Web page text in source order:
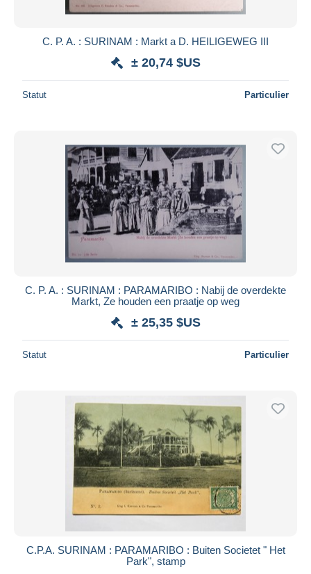
C. P. A. : SURINAM : Markt a D. HEILIGEWEG III
± 20,74 $US
Statut Particulier
C. P. A. : SURINAM : PARAMARIBO : Nabij de overdekte
Markt, Ze houden een praatje op weg
± 25,35 $US
Statut Particulier
C.P.A. SURINAM : PARAMARIBO : Buiten Societet " Het
Park", stamp